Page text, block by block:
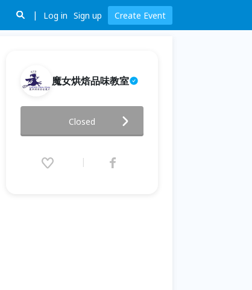
Log in Sign up Create Event
魔女烘焙品味教室
2017.01.04 (Wed) 14:00 - 16:30
(GMT+8)
Closed